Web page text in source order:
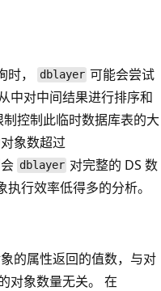
，
dblayer 可能会尝试
中对中间结果进行排序和
控制此临时数据库表的大
象数超过
dblayer 对完整的 DS 数
行效率低得多的分析。
的属性返回的值数，与对
对象数量无关。 在